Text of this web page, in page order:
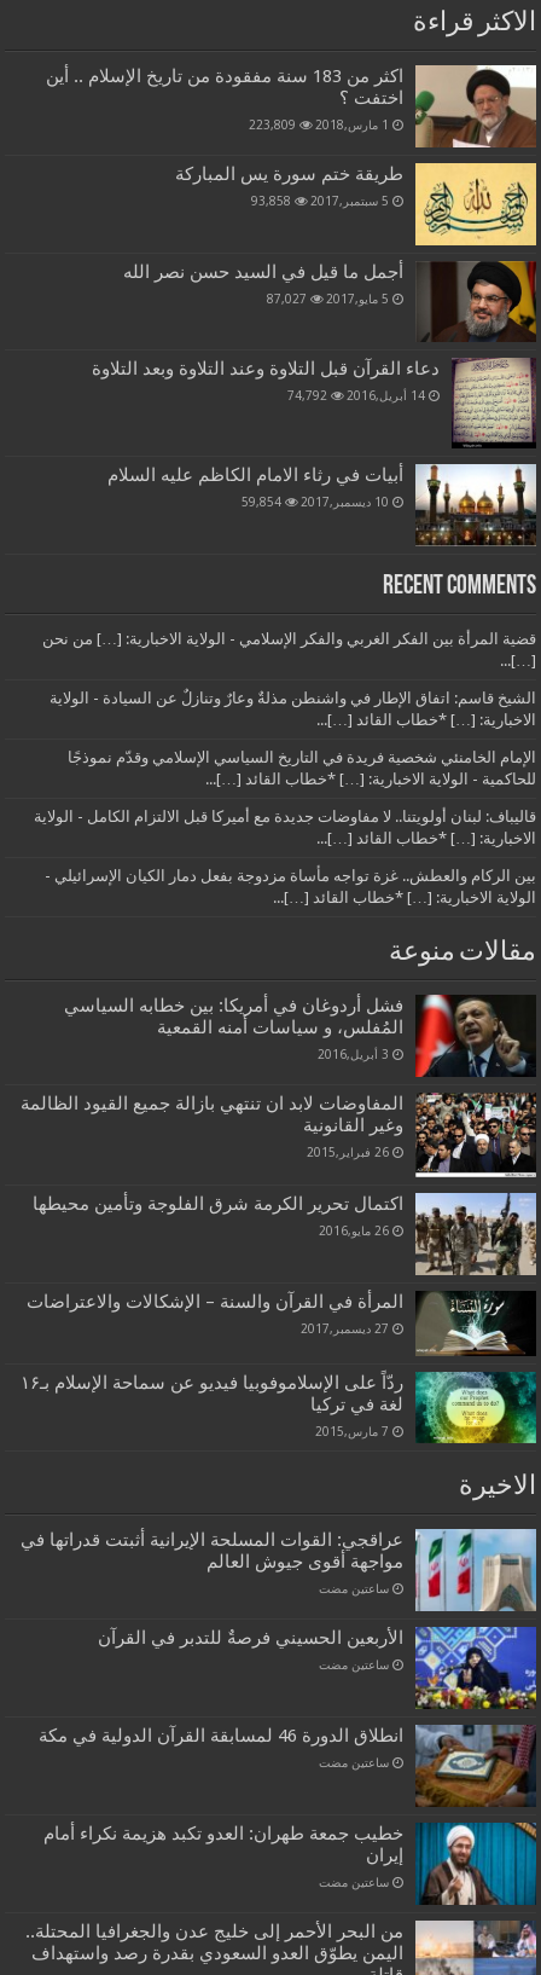
الاكثر قراءة
اكثر من 183 سنة مفقودة من تاريخ الإسلام .. أين
اختفت ؟
1 مارس,2018 223,809
طريقة ختم سورة يس المباركة
5 سبتمبر,2017 93,858
أجمل ما قيل في السيد حسن نصر الله
5 مايو,2017 87,027
دعاء القرآن قبل التلاوة وعند التلاوة وبعد التلاوة
14 أبريل,2016 74,792
أبيات في رثاء الامام الكاظم عليه السلام
10 ديسمبر,2017 59,854
Recent Comments
قضية المرأة بين الفكر الغربي والفكر الإسلامي - الولاية الاخبارية: […] من نحن
[…]...
الشيخ قاسم: اتفاق الإطار في واشنطن مذلةٌ وعارٌ وتنازلٌ عن السيادة - الولاية
الاخبارية: […] *خطاب القائد […]...
الإمام الخامنئي شخصية فريدة في التاريخ السياسي الإسلامي وقدّم نموذجًا
للحاكمية - الولاية الاخبارية: […] *خطاب القائد […]...
قاليباف: لبنان أولويتنا.. لا مفاوضات جديدة مع أميركا قبل الالتزام الكامل - الولاية
الاخبارية: […] *خطاب القائد […]...
بين الركام والعطش.. غزة تواجه مأساة مزدوجة بفعل دمار الكيان الإسرائيلي -
الولاية الاخبارية: […] *خطاب القائد […]...
مقالات منوعة
فشل أردوغان في أمريكا: بين خطابه السياسي
المُفلس، و سياسات أمنه القمعية
3 أبريل,2016
المفاوضات لابد ان تنتهي بازالة جميع القيود الظالمة
وغير القانونية
26 فبراير,2015
اكتمال تحرير الكرمة شرق الفلوجة وتأمين محيطها
26 مايو,2016
المرأة في القرآن والسنة – الإشكالات والاعتراضات
27 ديسمبر,2017
ردّاً على الإسلاموفوبيا فيديو عن سماحة الإسلام بـ۱۶
لغة في تركيا
7 مارس,2015
الاخيرة
عراقجي: القوات المسلحة الإيرانية أثبتت قدراتها في
مواجهة أقوى جيوش العالم
‏ساعتين مضت
الأربعين الحسيني فرصةٌ للتدبر في القرآن
‏ساعتين مضت
انطلاق الدورة 46 لمسابقة القرآن الدولية في مكة
‏ساعتين مضت
خطيب جمعة طهران: العدو تكبد هزيمة نكراء أمام
إيران
‏ساعتين مضت
من البحر الأحمر إلى خليج عدن والجغرافيا المحتلة..
اليمن يطوّق العدو السعودي بقدرة رصد واستهداف